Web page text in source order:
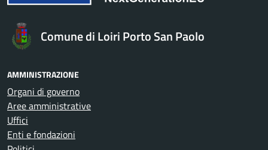
Comune di Loiri Porto San Paolo
AMMINISTRAZIONE
Organi di governo
Aree amministrative
Uffici
Enti e fondazioni